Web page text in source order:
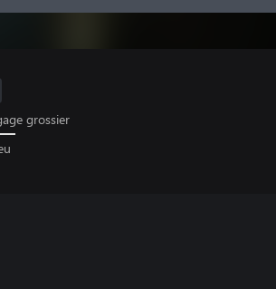
grossier